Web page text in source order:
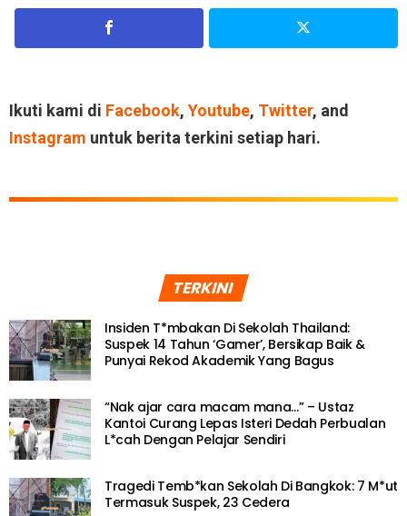
Ikuti kami di Facebook, Youtube, Twitter, and
Instagram untuk berita terkini setiap hari.
TERKINI
Insiden T*mbakan Di Sekolah Thailand:
Suspek 14 Tahun ‘Gamer’, Bersikap Baik &
Punyai Rekod Akademik Yang Bagus
“Nak ajar cara macam mana…” – Ustaz
Kantoi Curang Lepas Isteri Dedah Perbualan
L*cah Dengan Pelajar Sendiri
Tragedi Temb*kan Sekolah Di Bangkok: 7 M*ut
Termasuk Suspek, 23 Cedera